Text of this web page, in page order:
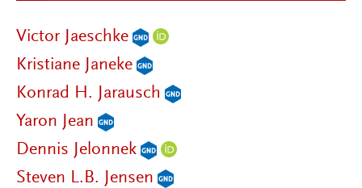
Victor Jaeschke
Kristiane Janeke
Konrad H. Jarausch
Yaron Jean
Dennis Jelonnek
Steven L.B. Jensen